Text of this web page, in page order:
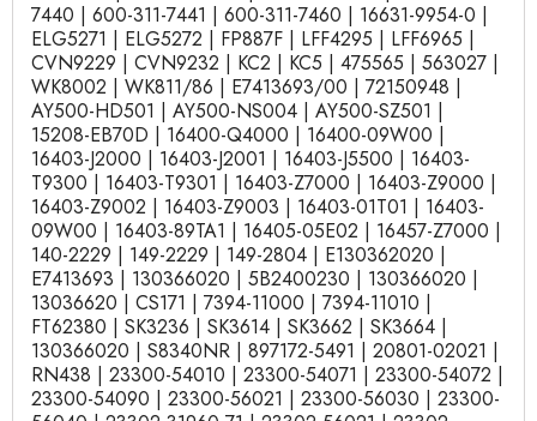
7440 | 600-311-7441 | 600-311-7460 | 16631-9954-0 |
ELG5271 | ELG5272 | FP887F | LFF4295 | LFF6965 |
CVN9229 | CVN9232 | KC2 | KC5 | 475565 | 563027 |
WK8002 | WK811/86 | E7413693/00 | 72150948 |
AY500-HD501 | AY500-NS004 | AY500-SZ501 |
15208-EB70D | 16400-Q4000 | 16400-09W00 |
16403-J2000 | 16403-J2001 | 16403-J5500 | 16403-
T9300 | 16403-T9301 | 16403-Z7000 | 16403-Z9000 |
16403-Z9002 | 16403-Z9003 | 16403-01T01 | 16403-
09W00 | 16403-89TA1 | 16405-05E02 | 16457-Z7000 |
140-2229 | 149-2229 | 149-2804 | E130362020 |
E7413693 | 130366020 | 5B2400230 | 130366020 |
13036620 | CS171 | 7394-11000 | 7394-11010 |
FT62380 | SK3236 | SK3614 | SK3662 | SK3664 |
130366020 | S8340NR | 897172-5491 | 20801-02021 |
RN438 | 23300-54010 | 23300-54071 | 23300-54072 |
23300-54090 | 23300-56021 | 23300-56030 | 23300-